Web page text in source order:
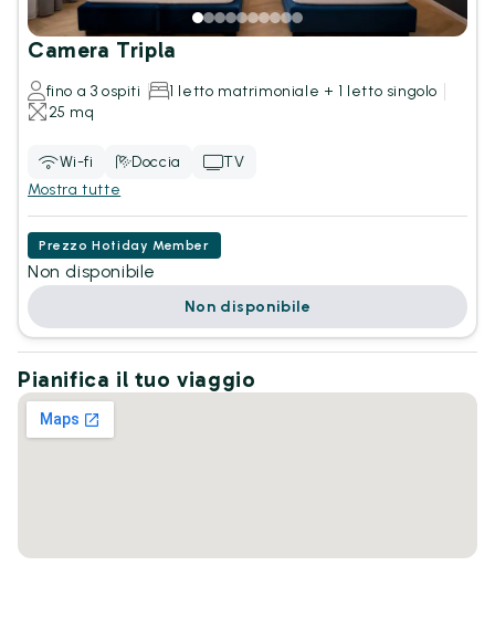
Camera Tripla
fino a 3 ospiti
1 letto matrimoniale + 1 letto singolo
25 mq
Wi-fi Doccia
TV
Mostra tutte
Prezzo Hotiday Member
Non disponibile
Non disponibile
Pianifica il tuo viaggio